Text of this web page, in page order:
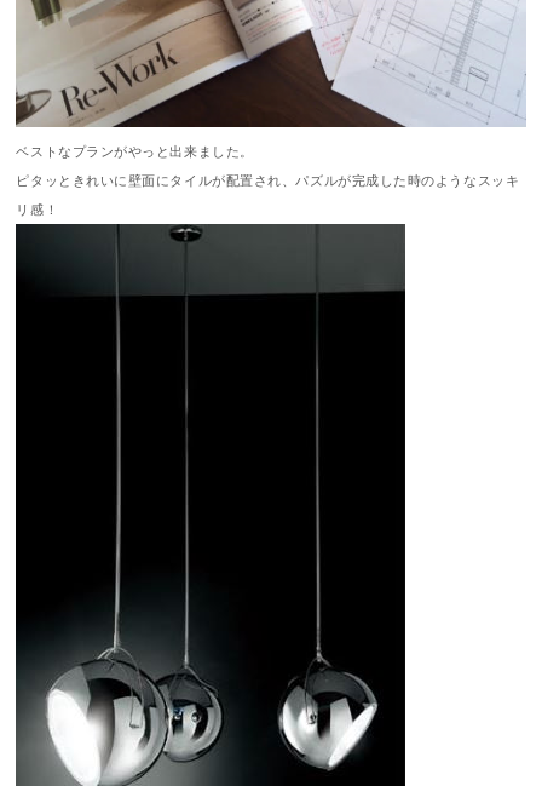
ベストなプランがやっと出来ました。
ピタッときれいに壁面にタイルが配置され、パズルが完成した時のようなスッキ
リ感！